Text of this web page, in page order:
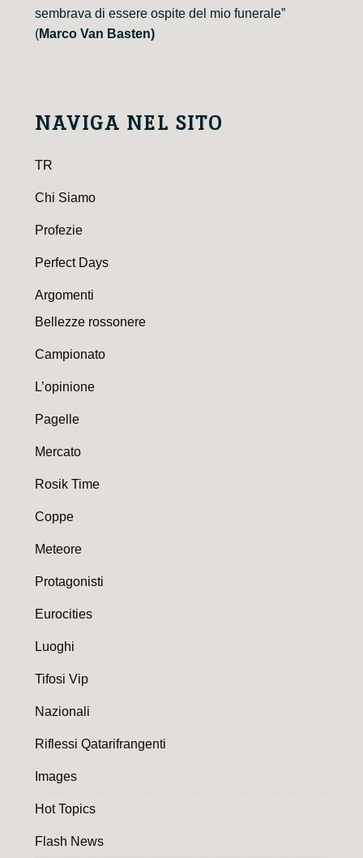
sembrava di essere ospite del mio funerale”
(Marco Van Basten)
NAVIGA NEL SITO
TR
Chi Siamo
Profezie
Perfect Days
Argomenti
Bellezze rossonere
Campionato
L’opinione
Pagelle
Mercato
Rosik Time
Coppe
Meteore
Protagonisti
Eurocities
Luoghi
Tifosi Vip
Nazionali
Riflessi Qatarifrangenti
Images
Hot Topics
Flash News